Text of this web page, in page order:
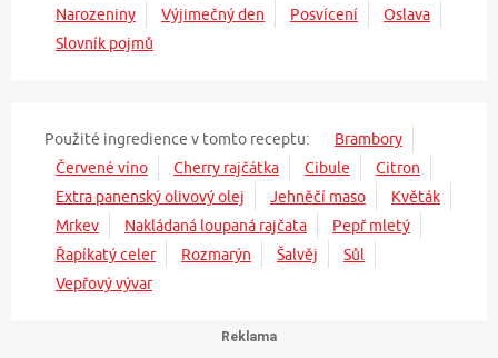
Narozeniny
Výjimečný den Posvícení
Oslava
Slovník pojmů
Použité ingredience v tomto receptu:
Brambory
Červené víno
Cherry rajčátka Cibule
Citron
Extra panenský olivový olej
Jehněčí maso
Květák
Mrkev
Nakládaná loupaná rajčata
Pepř mletý
Řapíkatý celer
Rozmarýn Šalvěj
Sůl
Vepřový vývar